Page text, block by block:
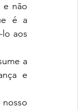
e não
é a
aos
a
e